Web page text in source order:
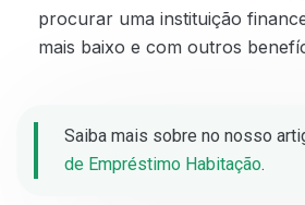
procurar uma instituição
mais baixo e com outros
Saiba mais sobre no nosso
de Empréstimo Habitação.